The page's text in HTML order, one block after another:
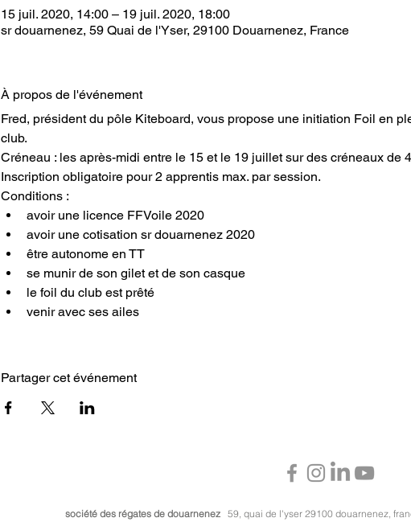
15 juil. 2020, 14:00 – 19 juil. 2020, 18:00
sr douarnenez, 59 Quai de l'Yser, 29100 Douarnenez, France
À propos de l'événement
Fred, président du pôle Kiteboard, vous propose une initiation Foil en
club.
Créneau : les après-midi entre le 15 et le 19 juillet sur des créneaux de
Inscription obligatoire pour 2 apprentis max. par session.
Conditions :
avoir une licence FFVoile 2020
avoir une cotisation sr douarnenez 2020
être autonome en TT
se munir de son gilet et de son casque
le foil du club est prêté
venir avec ses ailes
Partager cet événement
société des régates de douarnenez 59, quai de l'yser 29100 douarnenez,